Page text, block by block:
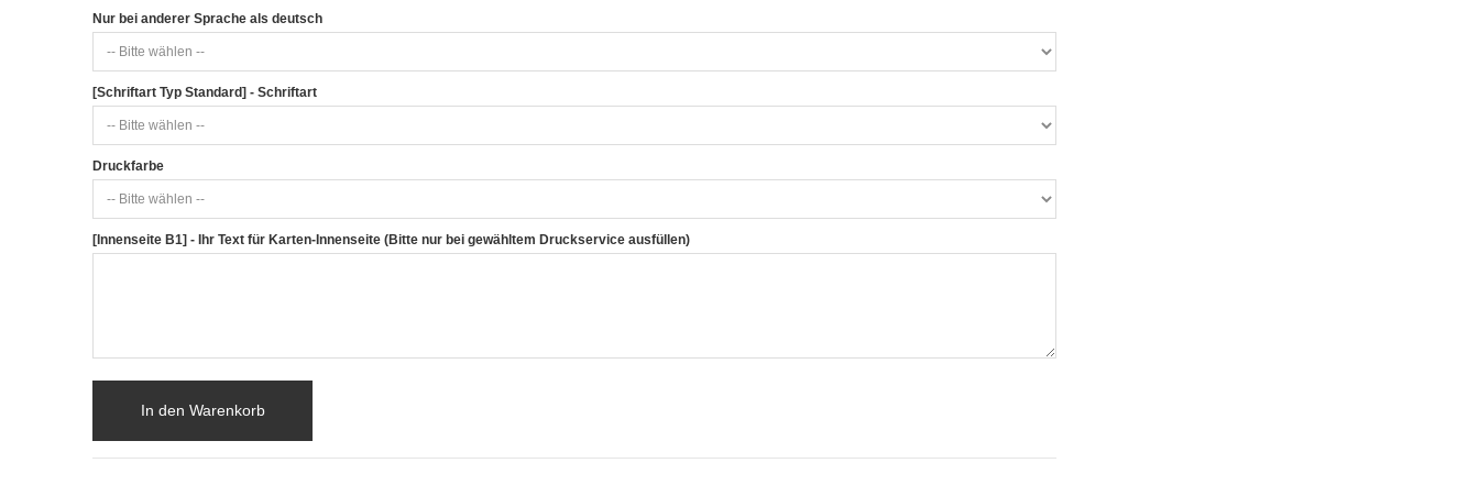
Nur bei anderer Sprache als deutsch
[Schriftart Typ Standard] - Schriftart
Druckfarbe
[Innenseite B1] - Ihr Text für Karten-Innenseite (Bitte nur bei gewähltem Druckservice ausfüllen)
In den Warenkorb